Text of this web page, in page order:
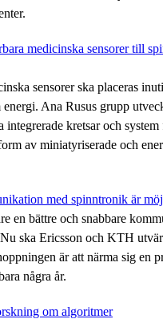
medicinska sensorer till
sensorer ska placeras
energi. Ana Rusus grupp
integrerade kretsar och
av miniatyriserade och
med spinntronik är
en bättre och snabbare
ska Ericsson och KTH
är att närma sig en
några år.
om algoritmer